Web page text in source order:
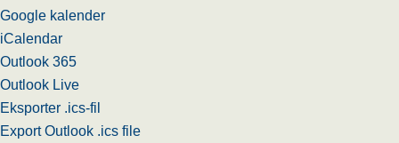
Google kalender
iCalendar
Outlook 365
Outlook Live
Eksporter .ics-fil
Export Outlook .ics file